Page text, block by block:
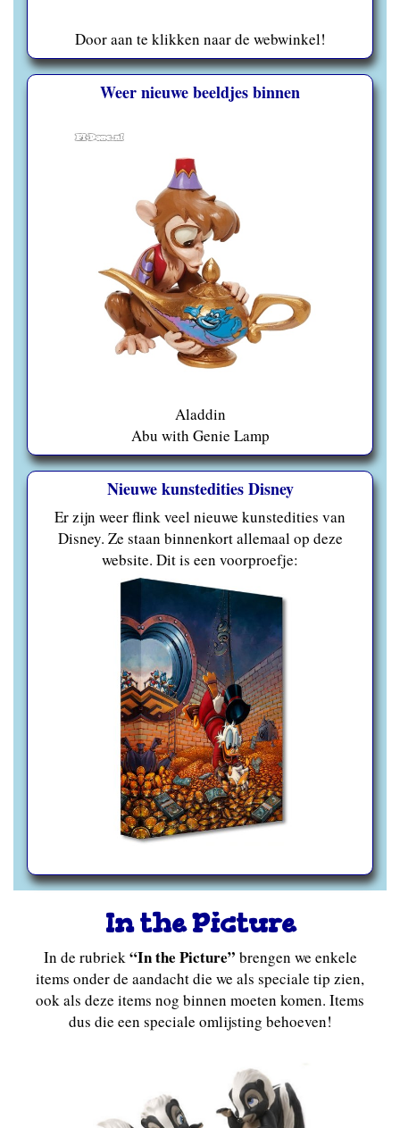
Door aan te klikken naar de webwinkel!
Weer nieuwe beeldjes binnen
Aladdin
Abu with Genie Lamp
Nieuwe kunstedities Disney
Er zijn weer flink veel nieuwe kunstedities van
Disney. Ze staan binnenkort allemaal op deze
website. Dit is een voorproefje:
In the Picture
In de rubriek“In the Picture” brengen we enkele
items onder de aandacht die we als speciale tip zien,
ook als deze items nog binnen moeten komen. Items
dus die een speciale omlijsting behoeven!